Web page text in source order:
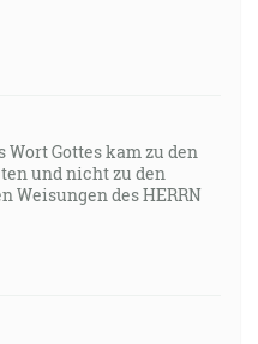
Wort Gottes kam zu den
und nicht zu den
Weisungen des HERRN